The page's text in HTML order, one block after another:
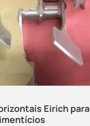
Eirich para